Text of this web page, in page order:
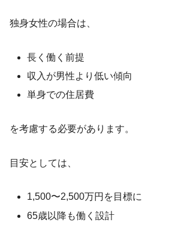
独身女性の場合は、
長く働く前提
収入が男性より低い傾向
単身での住居費
を考慮する必要があります。
目安としては、
1,500〜2,500万円を目標に
65歳以降も働く設計